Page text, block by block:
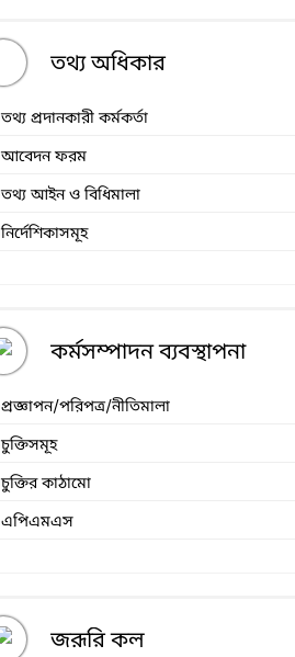
তথ্য অধিকার
তথ্য প্রদানকারী কর্মকর্তা
আবেদন ফরম
তথ্য আইন ও বিধিমালা
নির্দেশিকাসমূহ
কর্মসম্পাদন ব্যবস্থাপনা
প্রজ্ঞাপন/পরিপত্র/নীতিমালা
চুক্তিসমূহ
চুক্তির কাঠামো
এপিএমএস
জরূরি কল